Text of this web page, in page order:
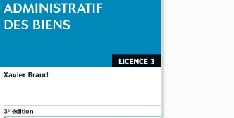
Cours de droit des biens
Thomassin